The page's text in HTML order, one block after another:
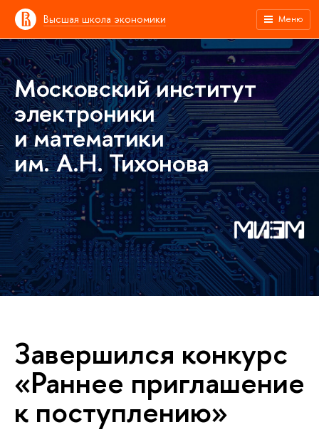
Высшая школа экономики Меню
Московский институт
электроники
и математики
им. А.Н. Тихонова
Завершился конкурс
«Раннее приглашение
к поступлению»